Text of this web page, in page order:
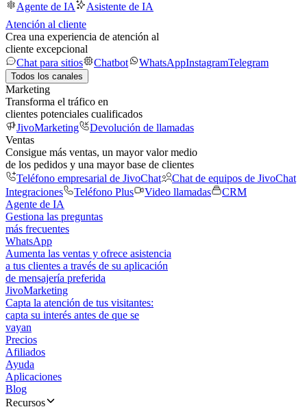
Agente de IA
Asistente de IA
Atención al cliente
Crea una experiencia de atención al
cliente excepcional
Chat para sitios
Chatbot WhatsAppInstagramTelegram
Todos los canales
Marketing
Transforma el tráfico en
clientes potenciales cualificados
JivoMarketing
Devolución de llamadas
Ventas
Consigue más ventas, un mayor valor medio
de los pedidos y una mayor base de clientes
Teléfono empresarial de JivoChat
Chat de equipos de JivoChat
Integraciones
Teléfono Plus Video llamadas
CRM
Agente de IA
Gestiona las preguntas
más frecuentes
WhatsApp
Aumenta las ventas y ofrece asistencia
a tus clientes a través de su aplicación
de mensajería preferida
JivoMarketing
Capta la atención de tus visitantes:
capta su interés antes de que se
vayan
Precios
Afiliados
Ayuda
Aplicaciones
Blog
Recursos